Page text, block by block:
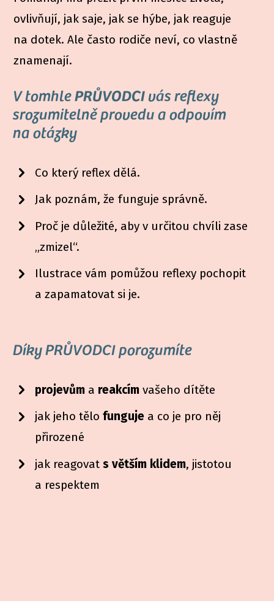
ovlivňují, jak saje, jak se hýbe, jak reaguje
na dotek. Ale často rodiče neví, co vlastně
znamenají.
V tomhlePRŮVODCI vás reflexy
srozumitelně provedu a odpovím
na otázky
Co který reflex dělá.
Jak poznám, že funguje správně.
Proč je důležité, aby v určitou chvíli zase
„zmizel“.
Ilustrace vám pomůžou reflexy pochopit
a zapamatovat si je.
Díky PRŮVODCI porozumíte
projevům a reakcím vašeho dítěte
jak jeho tělofunguje a co je pro něj
přirozené
jak reagovats větším klidem, jistotou
a respektem